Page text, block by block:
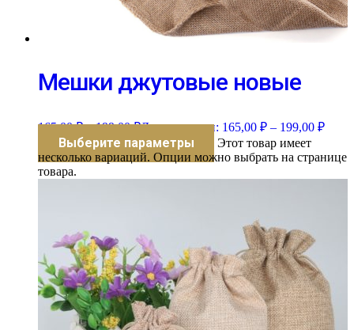
Мешки джутовые новые
165,00₽ – 199,00₽Диапазон цен: 165,00 ₽ – 199,00 ₽
Выберите параметры
Этот товар имеет
несколько вариаций. Опции можно выбрать на странице
товара.